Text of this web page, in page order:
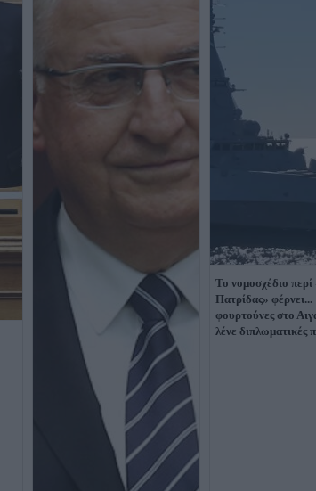
Το νομοσχέδιο περί
Πατρίδας» φέρνει...
φουρτούνες στο
λένε διπλωματικές